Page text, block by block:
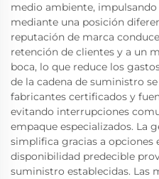
medio ambiente,
mediante una posición
reputación de marca
retención de clientes y a un
boca, lo que reduce los
de la cadena de suministro
fabricantes certificados y
evitando interrupciones
empaque especializados. La
simplifica gracias a opciones
disponibilidad predecible
suministro establecidas. Las